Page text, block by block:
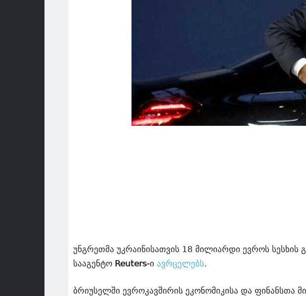
უნგრეთმა უკრაინისათვის 18 მილიარდი ევროს სესხის
სააგენტო Reuters-ი ავრცელებს.
ბრიუსელში ევროკავშირის ეკონომიკისა და ფინანსთა